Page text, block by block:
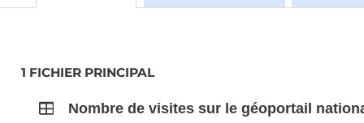
1 FICHIER PRINCIPAL
Nombre de visites sur le géoportail